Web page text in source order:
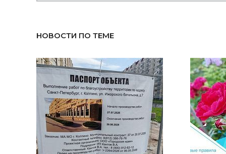
НОВОСТИ ПО ТЕМЕ